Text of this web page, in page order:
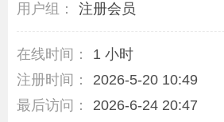
用户组： 注册会员
在线时间：
1 小时
注册时间：
2026-5-20 10:49
最后访问：
2026-6-24 20:47